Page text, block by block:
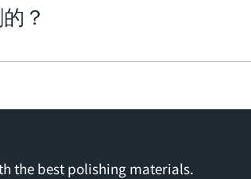
？
the best polishing materials.